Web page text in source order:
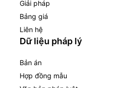
Giải pháp
Bảng giá
Liên hệ
Dữ liệu pháp lý
Bản án
Hợp đồng mẫu